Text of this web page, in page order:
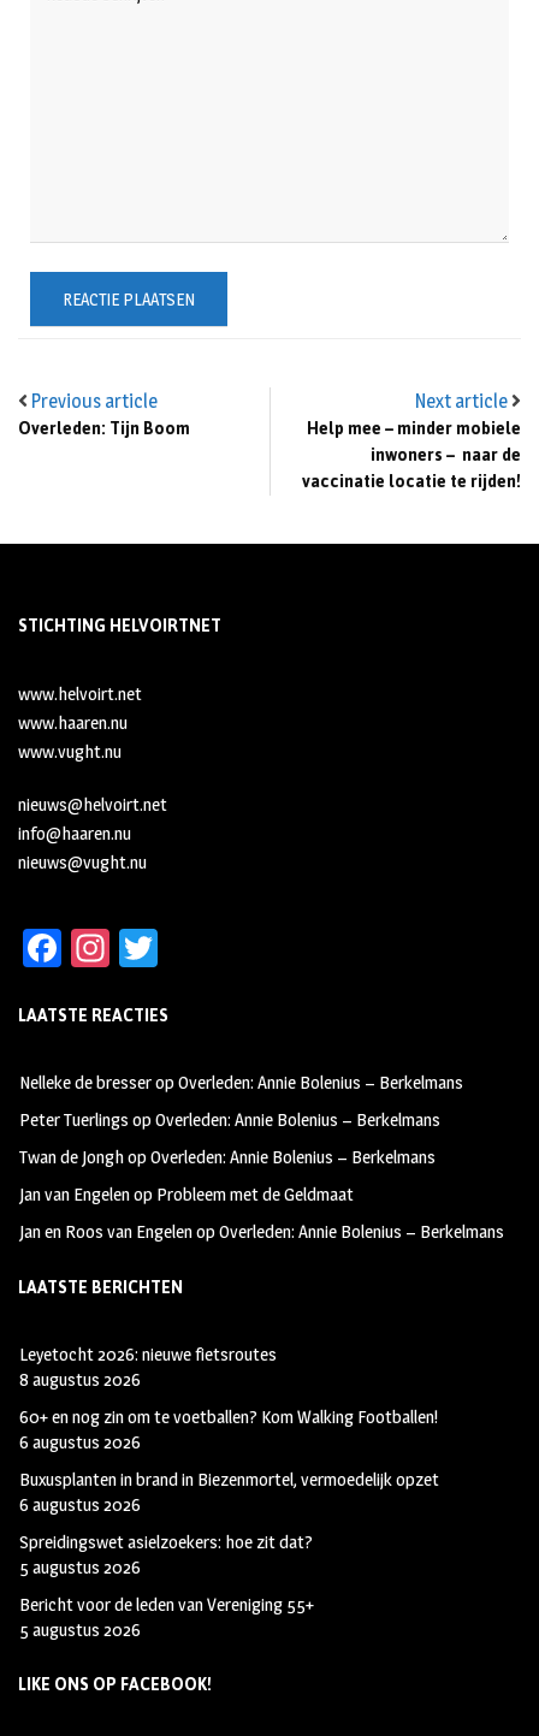
Previous article
Overleden: Tijn Boom
Next article
Help mee – minder mobiele
inwoners – naar de
vaccinatie locatie te rijden!
STICHTING HELVOIRTNET
www.helvoirt.net
www.haaren.nu
www.vught.nu
nieuws@helvoirt.net
info@haaren.nu
nieuws@vught.nu
Fa
b
oo
k
In
ag
m
tt
LAATSTE REACTIES
Nelleke de bresseropOverleden: Annie Bolenius – Berkelmans
Peter Tuerlings opOverleden: Annie Bolenius – Berkelmans
Twan de JonghopOverleden: Annie Bolenius – Berkelmans
Jan van Engelenop Probleem met de Geldmaat
Jan en Roos van EngelenopOverleden: Annie Bolenius – Berkelmans
LAATSTE BERICHTEN
Leyetocht 2026: nieuwe fietsroutes
8 augustus 2026
60+ en nog zin om te voetballen? Kom Walking Footballen!
6 augustus 2026
Buxusplanten in brand in Biezenmortel, vermoedelijk opzet
6 augustus 2026
Spreidingswet asielzoekers: hoe zit dat?
5 augustus 2026
Bericht voor de leden van Vereniging 55+
5 augustus 2026
LIKE ONS OP FACEBOOK!